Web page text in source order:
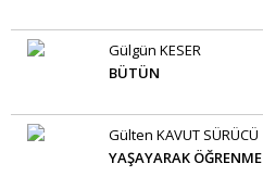
Gülgün KESER
BÜTÜN
Gülten KAVUT SÜRÜCÜ
YAŞAYARAK ÖĞRENME